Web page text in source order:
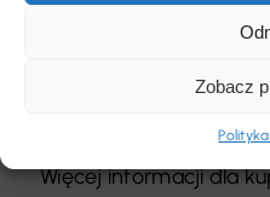
Zobacz
Jasna wykładzina w
pewnymi warunkami
Jawność cen –
Więcej informacji dla